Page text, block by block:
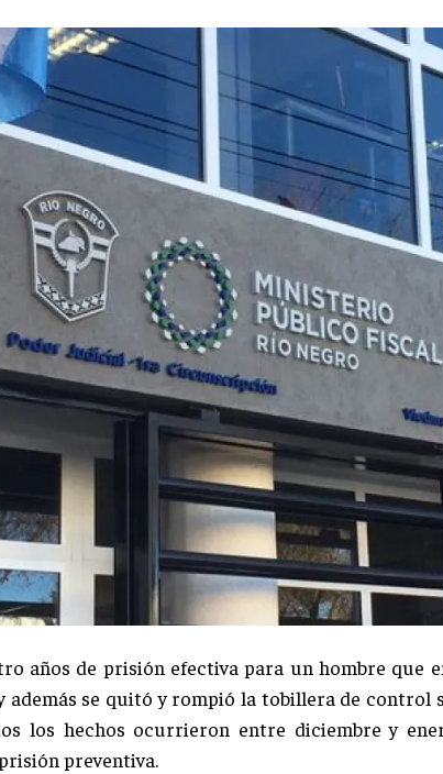
años de prisión efectiva para un hombre que
además se quitó y rompió la tobillera de control
los hechos ocurrieron entre diciembre y
preventiva.